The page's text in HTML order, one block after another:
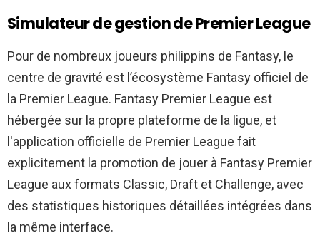
Simulateur de gestion de Premier League
Pour de nombreux joueurs philippins de Fantasy, le
centre de gravité est l’écosystème Fantasy officiel de
la Premier League. Fantasy Premier League est
hébergée sur la propre plateforme de la ligue, et
l'application officielle de Premier League fait
explicitement la promotion de jouer à Fantasy Premier
League aux formats Classic, Draft et Challenge, avec
des statistiques historiques détaillées intégrées dans
la même interface.